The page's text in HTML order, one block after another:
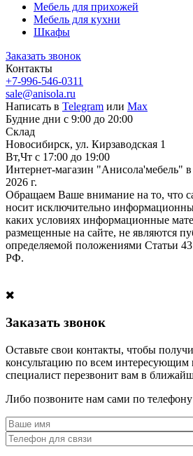
Мебель для прихожей
Мебель для кухни
Шкафы
Заказать звонок
Контакты
+7-996-546-0311
sale@anisola.ru
Написать в Telegram или Max
Будние дни с 9:00 до 20:00
Склад
Новосибирск, ул. Кирзаводская 1
Вт,Чт с 17:00 до 19:00
Интернет-магазин "Анисола'мебель"
2026 г.
Обращаем Ваше внимание на то, что
носит исключительно
каких условиях информационные
размещенные на сайте, не являются
определяемой положениями Статьи
РФ.
Заказать звонок
Оставьте свои контакты, чтобы
консультацию по всем
специалист перезвонит вам в
Либо позвоните нам сами по